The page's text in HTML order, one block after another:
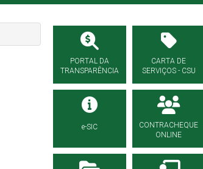
PORTAL DA
TRANSPARÊNCIA
CARTA DE
SERVIÇOS - CSU
e-SIC
CONTRACHEQUE
ONLINE